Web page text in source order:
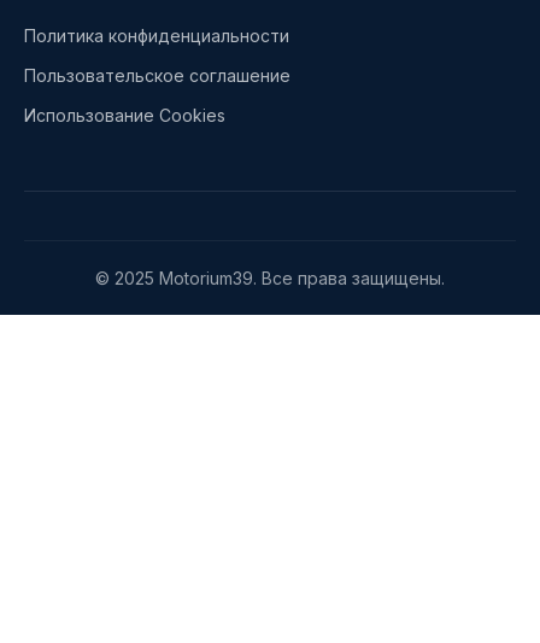
Политика конфиденциальности
Пользовательское соглашение
Использование Cookies
© 2025 Motorium39. Все права защищены.